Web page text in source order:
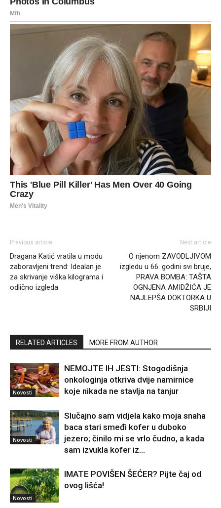
Previous article
Dragana Katić vratila u modu
zaboravljeni trend: Idealan je
za skrivanje viška kilograma i
odlično izgleda
Next article
O njenom ZAVODLJIVOM
izgledu u 66. godini svi bruje,
PRAVA BOMBA: TAŠTA
OGNJENA AMIDŽIĆA JE
NAJLEPŠA DOKTORKA U
SRBIJI
RELATED ARTICLES MORE FROM AUTHOR
Novosti
NEMOJTE IH JESTI: Stogodišnja
onkologinja otkriva dvije namirnice
koje nikada ne stavlja na tanjur
Novosti
Slučajno sam vidjela kako moja snaha
baca stari smeđi kofer u duboko
jezero; činilo mi se vrlo čudno, a kada
sam izvukla kofer iz...
Novosti
IMATE POVIŠEN ŠEĆER? Pijte čaj od
ovog lišća!